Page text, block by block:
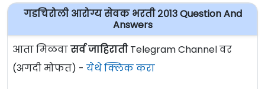
गडचिरोली आरोग्य सेवक भरती २०१३ Question And
Answers
आता मिळवासर्व जाहिरातीTelegram Channel वर
(अगदी मोफत) - येथे क्लिक करा